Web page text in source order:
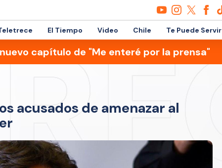
El Tiempo Video Chile Te Puede Servir
nuevo capítulo de "Me enteré por la prensa"
acusados de amenazar al